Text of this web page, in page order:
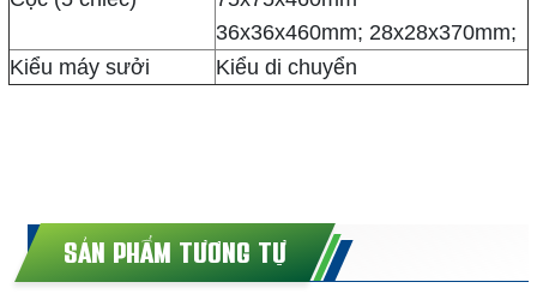
36x36x460mm; 28x28x370mm;
Kiểu máy sưởi
Kiểu di chuyển
SẢN PHẨM TƯƠNG TỰ